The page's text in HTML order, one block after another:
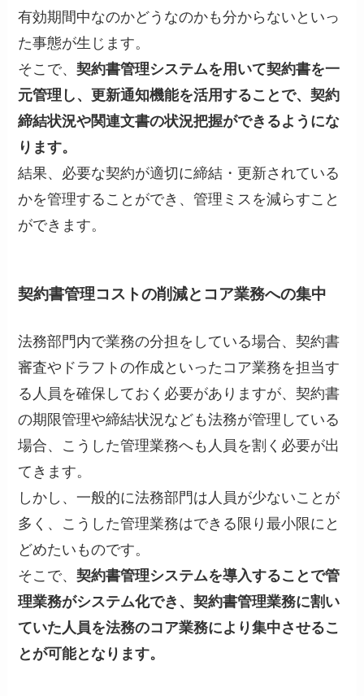
有効期間中なのかどうなのかも分からないといっ
た事態が生じます。
そこで、契約書管理システムを用いて契約書を一
元管理し、更新通知機能を活用することで、契約
締結状況や関連文書の状況把握ができるようにな
ります。
結果、必要な契約が適切に締結・更新されている
かを管理することができ、管理ミスを減らすこと
ができます。
契約書管理コストの削減とコア業務への集中
法務部門内で業務の分担をしている場合、契約書
審査やドラフトの作成といったコア業務を担当す
る人員を確保しておく必要がありますが、契約書
の期限管理や締結状況なども法務が管理している
場合、こうした管理業務へも人員を割く必要が出
てきます。
しかし、一般的に法務部門は人員が少ないことが
多く、こうした管理業務はできる限り最小限にと
どめたいものです。
そこで、契約書管理システムを導入することで管
理業務がシステム化でき、契約書管理業務に割い
ていた人員を法務のコア業務により集中させるこ
とが可能となります。